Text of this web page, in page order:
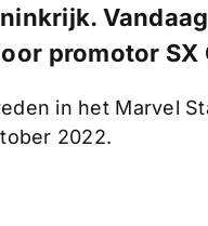
promotor SX
in het Marvel
2022.